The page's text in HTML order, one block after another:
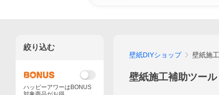
壁紙DIYショップ 壁紙施
壁紙施工補助ツール
絞り込む
ハッピーアワーはBONUS